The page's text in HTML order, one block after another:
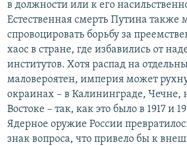
в должности или к его
Естественная смерть Путина также
спровоцировать борьбу за
хаос в стране, где избавились от
институтов. Хотя распад на
маловероятен, империя может
окраинах – в Калининграде, Чечне,
Востоке – так, как это было в 1917 и
Ядерное оружие России
знак вопроса, что привело бы к